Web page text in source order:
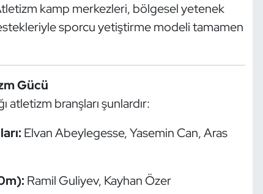
Atletizm kamp merkezleri, bölgesel yetenek
sporcu yetiştirme modeli tamamen
Gücü
atletizm branşları şunlardır:
Elvan Abeylegesse, Yasemin Can, Aras
Ramil Guliyev, Kayhan Özer